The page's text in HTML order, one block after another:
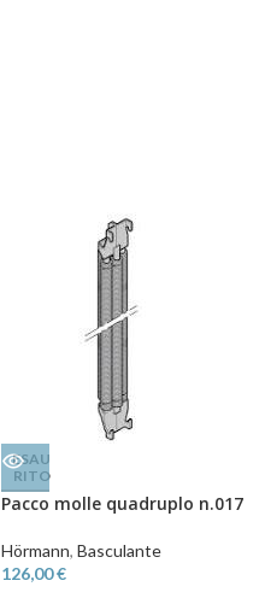
ESAU
RITO
Pacco molle quadruplo n.017
Hörmann, Basculante
126,00€